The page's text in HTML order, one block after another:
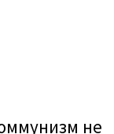
не